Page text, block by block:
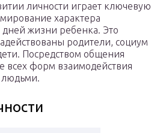
личности играет ключевую
характера
дней жизни ребенка. Это
родители, социум
Посредством общения
всех форм взаимодействия
людьми.